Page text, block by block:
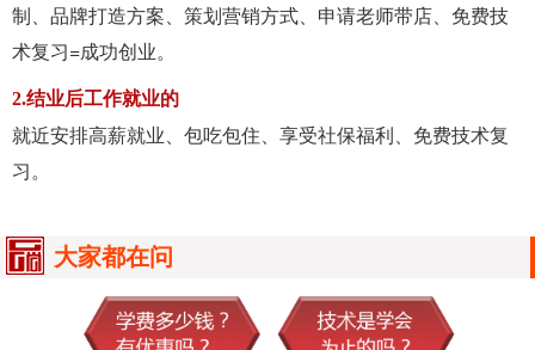
制、品牌打造方案、策划营销方式、申请老师带店、免费技
术复习=成功创业。
2.结业后工作就业的
就近安排高薪就业、包吃包住、享受社保福利、免费技术复
习。
大家都在问